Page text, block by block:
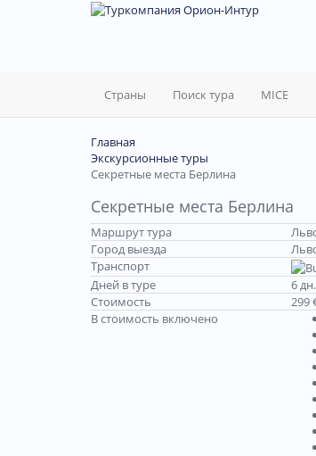
Страны Поиск тура MICE
Главная
Экскурсионные туры
Секретные места Берлина
Секретные места Берлина
Маршрут тура
Город выезда
Транспорт
Дней в туре
6
Стоимость
299
В стоимость включено